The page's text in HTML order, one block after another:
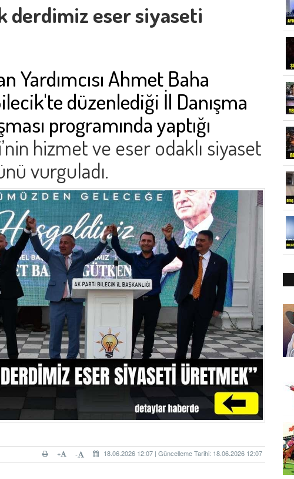
derdimiz eser siyaseti
Yardımcısı Ahmet Baha
düzenlediği İl Danışma
programında yaptığı
hizmet ve eser odaklı siyaset
vurguladı.
18.06.2026 12:07 | Güncelleme Tarihi: 18.06.2026 12:07
-
+